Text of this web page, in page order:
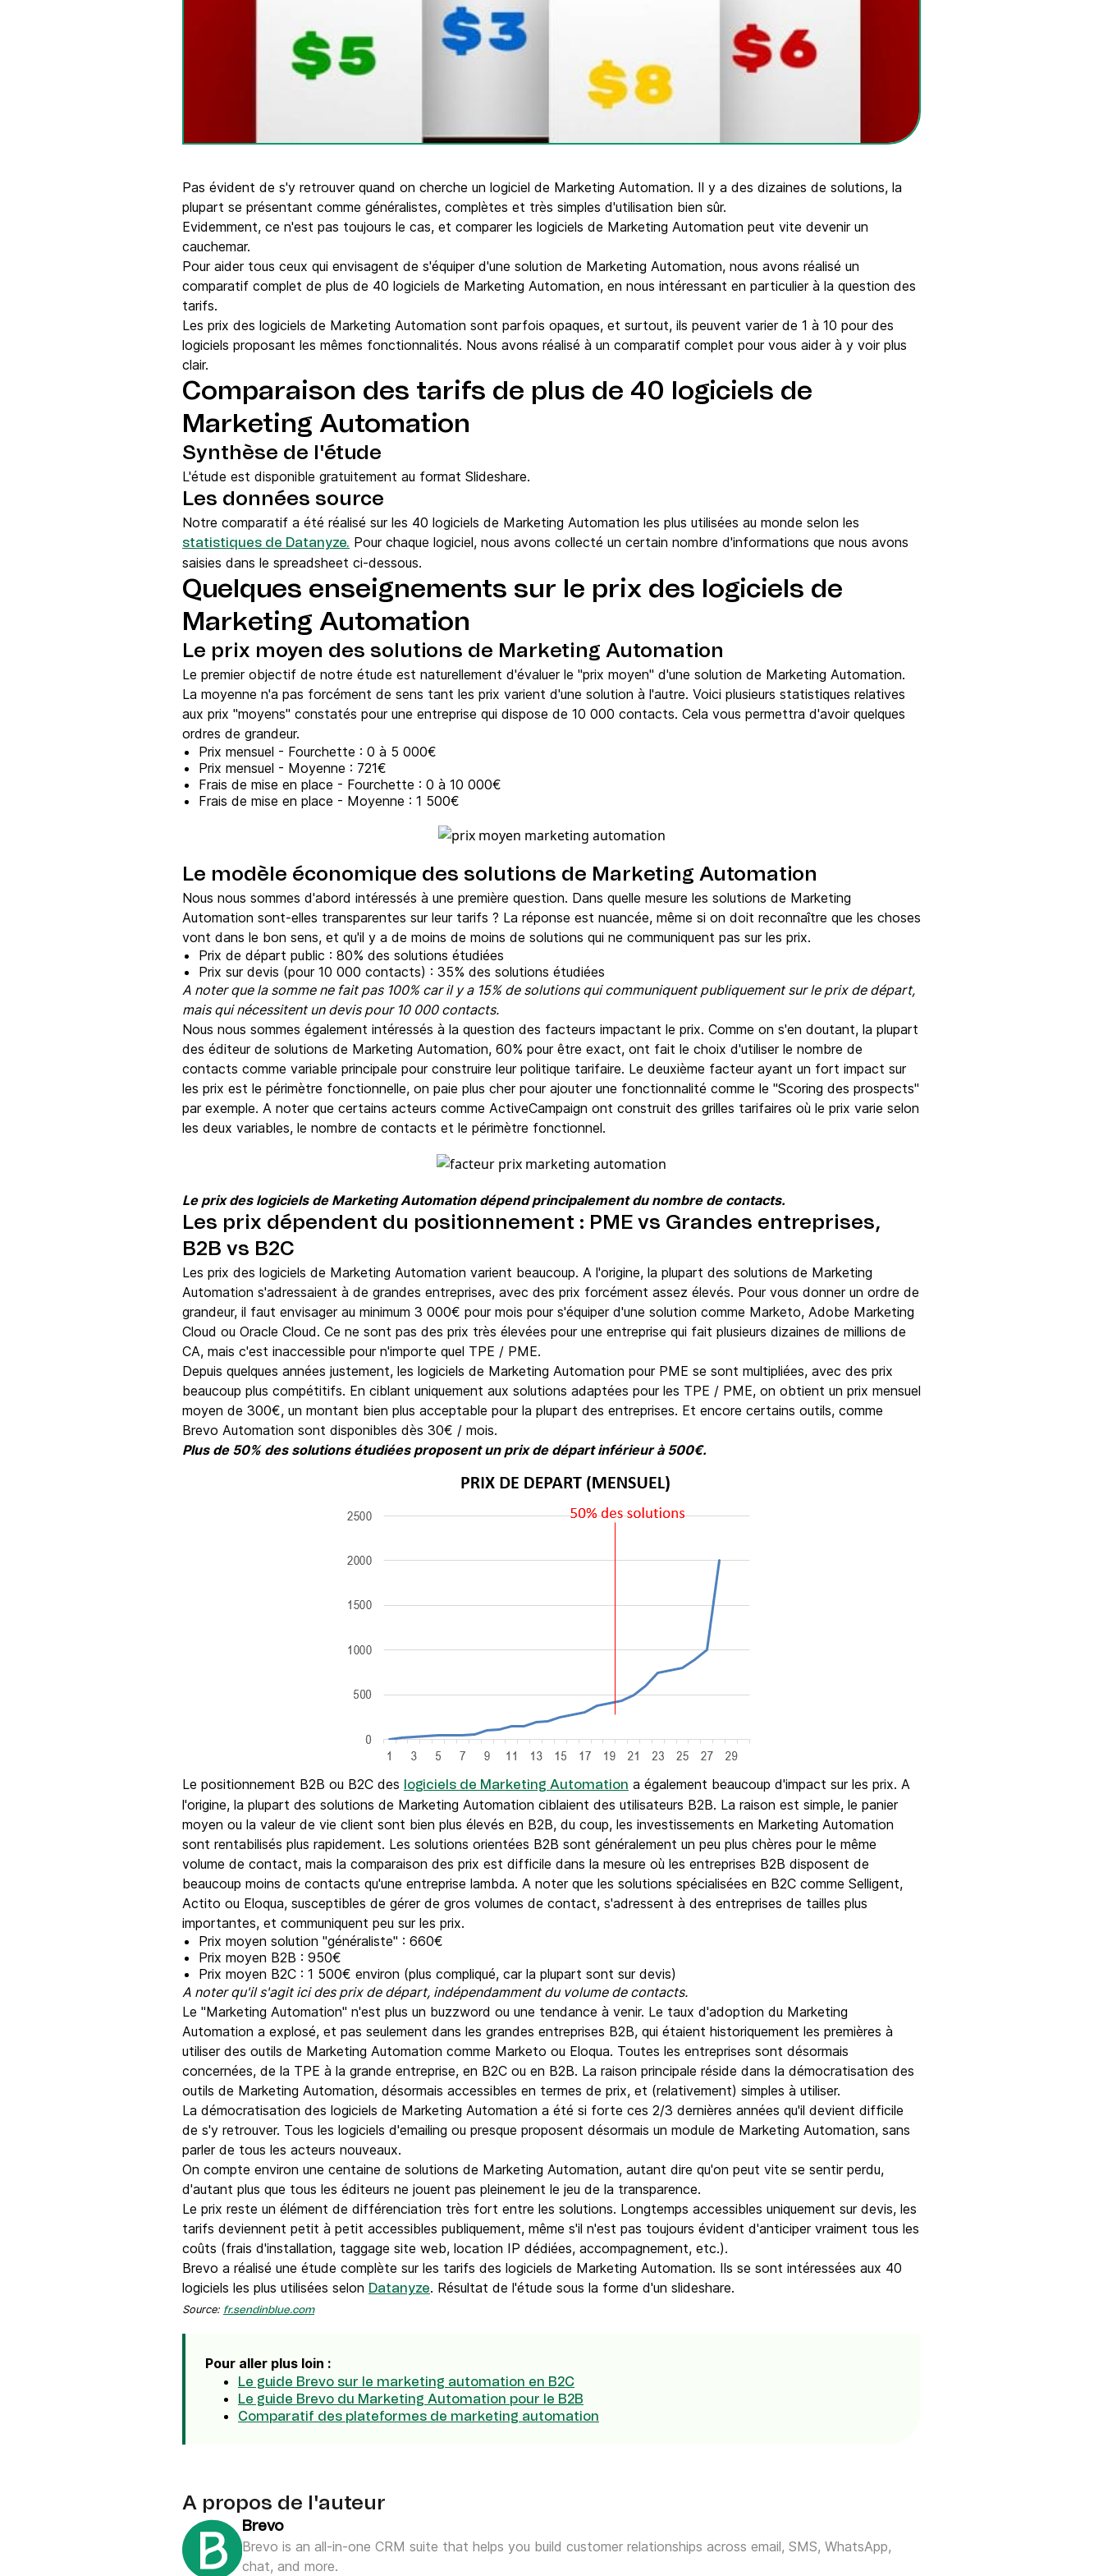
Connectez Brevo à plus de 150 outils numériques
comme Shopify, WordPress, Stripe, Zapier, etc.
Téléphone
Pas évident de s'y retrouver quand on cherche un logiciel de Marketing Automation. Il y a des dizaines de solutions, la
plupart se présentant comme généralistes, complètes et très simples d'utilisation bien sûr.
Evidemment, ce n'est pas toujours le cas, et comparer les logiciels de Marketing Automation peut vite devenir un
cauchemar.
Pour aider tous ceux qui envisagent de s'équiper d'une solution de Marketing Automation, nous avons réalisé un
comparatif complet de plus de 40 logiciels de Marketing Automation, en nous intéressant en particulier à la question des
tarifs.
Les prix des logiciels de Marketing Automation sont parfois opaques, et surtout, ils peuvent varier de 1 à 10 pour des
logiciels proposant les mêmes fonctionnalités. Nous avons réalisé à un comparatif complet pour vous aider à y voir plus
clair.
Comparaison des tarifs de plus de 40 logiciels de
Marketing Automation
Synthèse de l'étude
L'étude est disponible gratuitement au format Slideshare.
Les données source
Notre comparatif a été réalisé sur les 40 logiciels de Marketing Automation les plus utilisées au monde selon les
statistiques de Datanyze. Pour chaque logiciel, nous avons collecté un certain nombre d'informations que nous avons
saisies dans le spreadsheet ci-dessous.
Quelques enseignements sur le prix des logiciels de
Marketing Automation
Le prix moyen des solutions de Marketing Automation
Le premier objectif de notre étude est naturellement d'évaluer le "prix moyen" d'une solution de Marketing Automation.
La moyenne n'a pas forcément de sens tant les prix varient d'une solution à l'autre. Voici plusieurs statistiques relatives
aux prix "moyens" constatés pour une entreprise qui dispose de 10 000 contacts. Cela vous permettra d'avoir quelques
ordres de grandeur.
Prix mensuel - Fourchette : 0 à 5 000€
Prix mensuel - Moyenne : 721€
Frais de mise en place - Fourchette : 0 à 10 000€
Frais de mise en place - Moyenne : 1 500€
Le modèle économique des solutions de Marketing Automation
Nous nous sommes d'abord intéressés à une première question. Dans quelle mesure les solutions de Marketing
Automation sont-elles transparentes sur leur tarifs ? La réponse est nuancée, même si on doit reconnaître que les choses
vont dans le bon sens, et qu'il y a de moins de moins de solutions qui ne communiquent pas sur les prix.
Prix de départ public : 80% des solutions étudiées
Prix sur devis (pour 10 000 contacts) : 35% des solutions étudiées
A noter que la somme ne fait pas 100% car il y a 15% de solutions qui communiquent publiquement sur le prix de départ,
mais qui nécessitent un devis pour 10 000 contacts.
Nous nous sommes également intéressés à la question des facteurs impactant le prix. Comme on s'en doutant, la plupart
des éditeur de solutions de Marketing Automation, 60% pour être exact, ont fait le choix d'utiliser le nombre de
contacts comme variable principale pour construire leur politique tarifaire. Le deuxième facteur ayant un fort impact sur
les prix est le périmètre fonctionnelle, on paie plus cher pour ajouter une fonctionnalité comme le "Scoring des prospects"
par exemple. A noter que certains acteurs comme ActiveCampaign ont construit des grilles tarifaires où le prix varie selon
les deux variables, le nombre de contacts et le périmètre fonctionnel.
Le prix des logiciels de Marketing Automation dépend principalement du nombre de contacts.
Les prix dépendent du positionnement : PME vs Grandes entreprises,
B2B vs B2C
Les prix des logiciels de Marketing Automation varient beaucoup. A l'origine, la plupart des solutions de Marketing
Automation s'adressaient à de grandes entreprises, avec des prix forcément assez élevés. Pour vous donner un ordre de
grandeur, il faut envisager au minimum 3 000€ pour mois pour s'équiper d'une solution comme Marketo, Adobe Marketing
Cloud ou Oracle Cloud. Ce ne sont pas des prix très élevées pour une entreprise qui fait plusieurs dizaines de millions de
CA, mais c'est inaccessible pour n'importe quel TPE / PME.
Depuis quelques années justement, les logiciels de Marketing Automation pour PME se sont multipliées, avec des prix
beaucoup plus compétitifs. En ciblant uniquement aux solutions adaptées pour les TPE / PME, on obtient un prix mensuel
moyen de 300€, un montant bien plus acceptable pour la plupart des entreprises. Et encore certains outils, comme
Brevo Automation sont disponibles dès 30€ / mois.
Plus de 50% des solutions étudiées proposent un prix de départ inférieur à 500€.
Le positionnement B2B ou B2C des logiciels de Marketing Automation a également beaucoup d'impact sur les prix. A
l'origine, la plupart des solutions de Marketing Automation ciblaient des utilisateurs B2B. La raison est simple, le panier
moyen ou la valeur de vie client sont bien plus élevés en B2B, du coup, les investissements en Marketing Automation
sont rentabilisés plus rapidement. Les solutions orientées B2B sont généralement un peu plus chères pour le même
volume de contact, mais la comparaison des prix est difficile dans la mesure où les entreprises B2B disposent de
beaucoup moins de contacts qu'une entreprise lambda. A noter que les solutions spécialisées en B2C comme Selligent,
Actito ou Eloqua, susceptibles de gérer de gros volumes de contact, s'adressent à des entreprises de tailles plus
importantes, et communiquent peu sur les prix.
Prix moyen solution "généraliste" : 660€
Prix moyen B2B : 950€
Prix moyen B2C : 1 500€ environ (plus compliqué, car la plupart sont sur devis)
A noter qu'il s'agit ici des prix de départ, indépendamment du volume de contacts.
Le "Marketing Automation" n'est plus un buzzword ou une tendance à venir. Le taux d'adoption du Marketing
Automation a explosé, et pas seulement dans les grandes entreprises B2B, qui étaient historiquement les premières à
utiliser des outils de Marketing Automation comme Marketo ou Eloqua. Toutes les entreprises sont désormais
concernées, de la TPE à la grande entreprise, en B2C ou en B2B. La raison principale réside dans la démocratisation des
outils de Marketing Automation, désormais accessibles en termes de prix, et (relativement) simples à utiliser.
La démocratisation des logiciels de Marketing Automation a été si forte ces 2/3 dernières années qu'il devient difficile
de s'y retrouver. Tous les logiciels d'emailing ou presque proposent désormais un module de Marketing Automation, sans
parler de tous les acteurs nouveaux.
On compte environ une centaine de solutions de Marketing Automation, autant dire qu'on peut vite se sentir perdu,
d'autant plus que tous les éditeurs ne jouent pas pleinement le jeu de la transparence.
Le prix reste un élément de différenciation très fort entre les solutions. Longtemps accessibles uniquement sur devis, les
tarifs deviennent petit à petit accessibles publiquement, même s'il n'est pas toujours évident d'anticiper vraiment tous les
coûts (frais d'installation, taggage site web, location IP dédiées, accompagnement, etc.).
Brevo a réalisé une étude complète sur les tarifs des logiciels de Marketing Automation. Ils se sont intéressées aux 40
logiciels les plus utilisées selon Datanyze. Résultat de l'étude sous la forme d'un slideshare.
Source: fr.sendinblue.com
Pour aller plus loin :
Le guide Brevo sur le marketing automation en B2C
Le guide Brevo du Marketing Automation pour le B2B
Comparatif des plateformes de marketing automation
A propos de l'auteur
Brevo
Brevo is an all-in-one CRM suite that helps you build customer relationships across email, SMS, WhatsApp,
chat, and more.